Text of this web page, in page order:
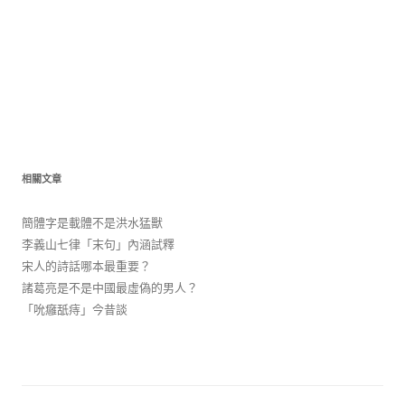
相關文章
簡體字是載體不是洪水猛獸
李義山七律「末句」內涵試釋
宋人的詩話哪本最重要？
諸葛亮是不是中國最虛偽的男人？
「吮癰舐痔」今昔談